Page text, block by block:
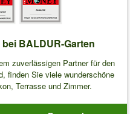
BALDUR-Garten
zuverlässigen Partner für den
finden Sie viele wunderschöne
Terrasse und Zimmer.